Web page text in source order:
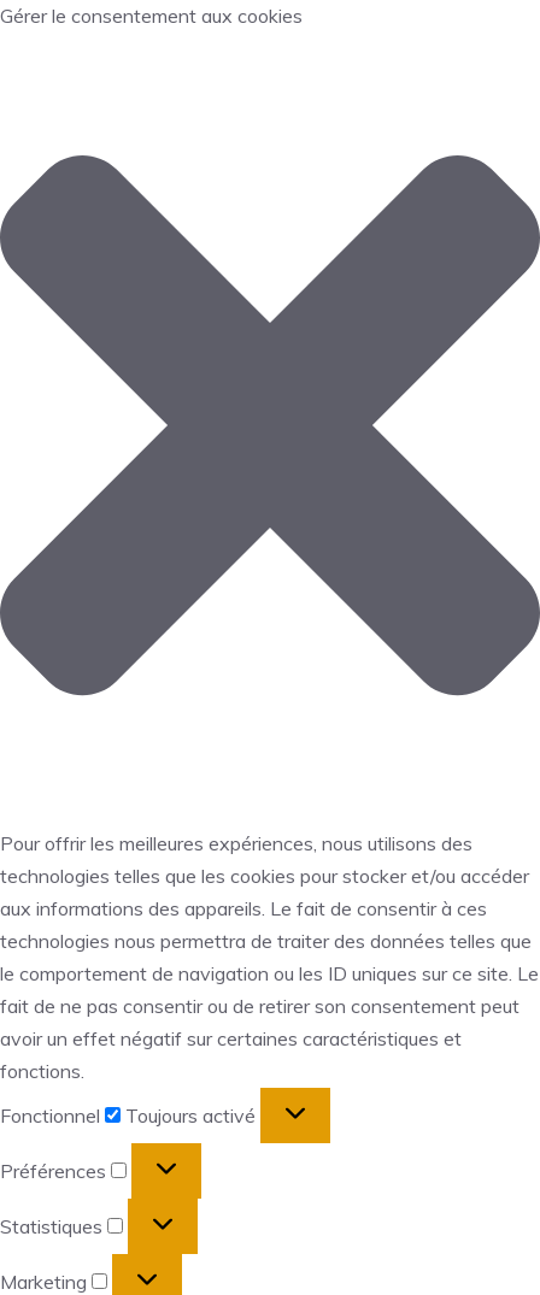
Gérer le consentement aux cookies
Pour offrir les meilleures expériences, nous utilisons des
technologies telles que les cookies pour stocker et/ou accéder
aux informations des appareils. Le fait de consentir à ces
technologies nous permettra de traiter des données telles que
le comportement de navigation ou les ID uniques sur ce site. Le
fait de ne pas consentir ou de retirer son consentement peut
avoir un effet négatif sur certaines caractéristiques et
fonctions.
Fonctionnel
Toujours activé
Préférences
Préférences
Statistiques
Statistiques
Marketing
Marketing